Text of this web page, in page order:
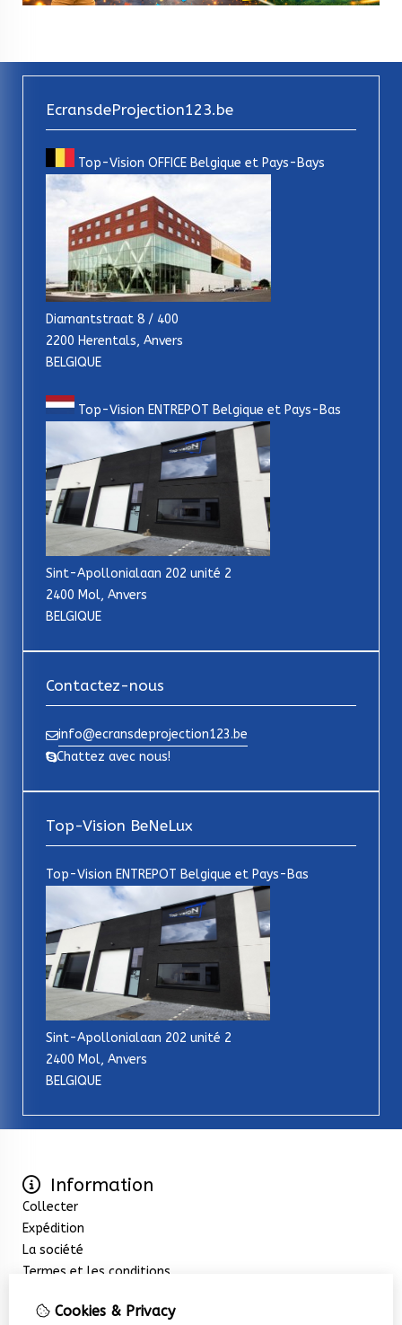
EcransdeProjection123.be
Top-Vision OFFICE Belgique et Pays-Bays
Diamantstraat 8 / 400
2200 Herentals, Anvers
BELGIQUE
Top-Vision ENTREPOT Belgique et Pays-Bas
Sint-Apollonialaan 202 unité 2
2400 Mol, Anvers
BELGIQUE
Contactez-nous
info@ecransdeprojection123.be
Chattez avec nous!
Top-Vision BeNeLux
Top-Vision ENTREPOT Belgique et Pays-Bas
Sint-Apollonialaan 202 unité 2
2400 Mol, Anvers
BELGIQUE
Information
Collecter
Expédition
La société
Termes et les conditions
Promotions
Cookies & Privacy